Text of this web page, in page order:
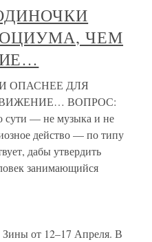
ЧЕМ
ОПАСНЕЕ ДЛЯ
ВОПРОС:
сути — не музыка и не
действо — по типу
дабы утвердить
занимающийся
от 12–17 Апреля. В